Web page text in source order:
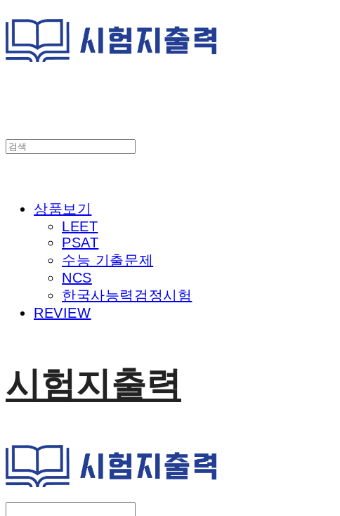
상품보기
LEET
PSAT
수능 기출문제
NCS
한국사능력검정시험
REVIEW
시험지출력